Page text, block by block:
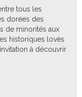
tous les
dorées des
de minorités aux
historiques lovés
à découvrir
chaque